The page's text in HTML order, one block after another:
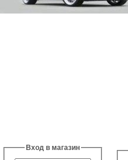
Вход в магазин